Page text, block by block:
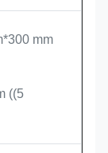
mm
((5